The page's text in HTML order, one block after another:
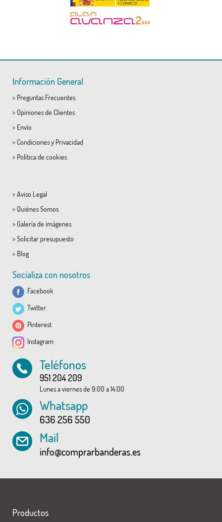
Información General
> Preguntas Frecuentes
> Opiniones de Clientes
> Envío
> Condicionesy Privacidad
> Política de cookies
> Aviso Legal
> Quiénes Somos
> Galería de imágenes
> Solicitar presupuesto
> Blog
Socializa con nosotros
Facebook
Twitter
Pinterest
Instagram
Teléfonos
951 204 209
Lunes a viernes de 9:00 a 14:00
Whatsapp
636 256 550
Mail
info@comprarbanderas.es
Productos